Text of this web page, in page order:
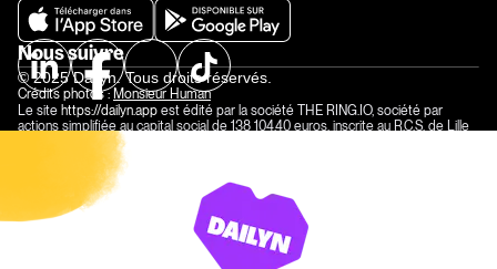
Nous suivre
© 2025 Dailyn. Tous droits réservés.
Crédits photos : Monsieur Human
Le site https://dailyn.app est édité par la société THE RING.IO, société par
actions simplifiée au capital social de 138 104,40 euros, inscrite au R.C.S. de Lille
Métropole sous le numéro 840 129 258 et dont le siège social est situé 59 rue
Nationale 59000 Lille et représentée par Antoine TISON, CEO et directeur de
Numéro de TVA intracommunautaire : FR 23840129258
Contact : hello@dailyn.app
Le site est hébergé par la société Amazon Web Services Inc. 410 Terry Avenue
North, Seattle, WA 98109-5210, USA.